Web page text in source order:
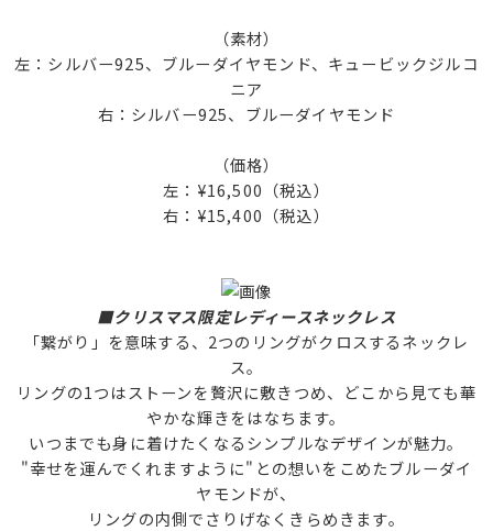
（素材）
左：シルバー925、ブルーダイヤモンド、キュービックジルコ
ニア
右：シルバー925、ブルーダイヤモンド
（価格）
左：¥16,500（税込）
右：¥15,400（税込）
■クリスマス限定レディースネックレス
「繋がり」を意味する、2つのリングがクロスするネックレ
ス。
リングの1つはストーンを贅沢に敷きつめ、どこから見ても華
やかな輝きをはなちます。
いつまでも身に着けたくなるシンプルなデザインが魅力。
"幸せを運んでくれますように"との想いをこめたブルーダイ
ヤモンドが、
リングの内側でさりげなくきらめきます。